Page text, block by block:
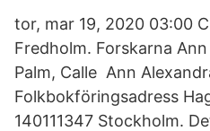
tor, mar 19, 2020 03:00
Fredholm. Forskarna
Palm, Calle Ann
Folkbokföringsadress
140111347 Stockholm.